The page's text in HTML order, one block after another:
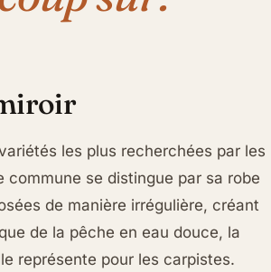
les plus recherchées par les
se distingue par sa robe
de manière irrégulière, créant
de la pêche en eau douce, la
représente pour les carpistes.